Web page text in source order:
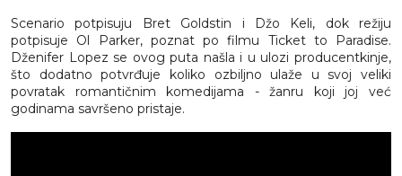
Scenario potpisuju Bret Goldstin i Džo Keli, dok režiju
potpisuje Ol Parker, poznat po filmu Ticket to Paradise.
Dženifer Lopez se ovog puta našla i u ulozi producentkinje,
što dodatno potvrđuje koliko ozbiljno ulaže u svoj veliki
povratak romantičnim komedijama - žanru koji joj već
godinama savršeno pristaje.